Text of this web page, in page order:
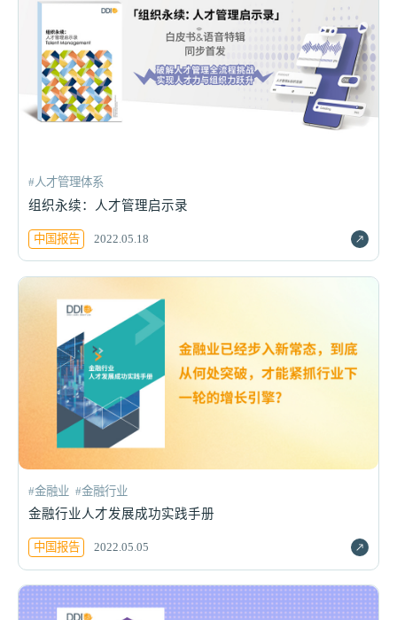
#人才管理体系
组织永续：人才管理启示录
中国报告 2022.05.18
#金融业 #金融行业
金融行业人才发展成功实践手册
中国报告 2022.05.05